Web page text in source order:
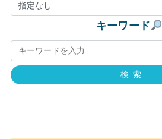
キーワード
検索